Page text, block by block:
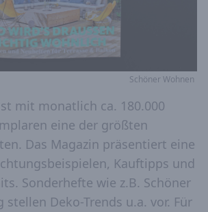
Schöner Wohnen
mit monatlich ca. 180.000
eine der größten
Das Magazin präsentiert eine
Kauftipps und
Sonderhefte wie z.B. Schöner
stellen Deko-Trends u.a. vor. Für